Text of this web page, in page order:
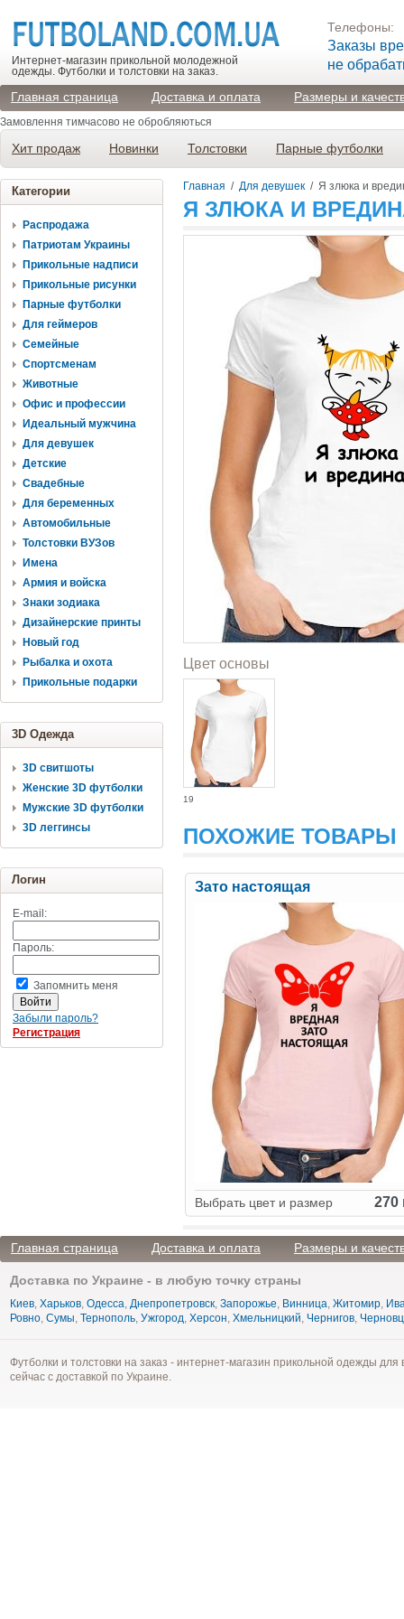
Интернет-магазин прикольной молодежной
одежды. Футболки и толстовки на заказ.
Телефоны:
Заказы
не
Главная страница Доставка и оплата Размеры и
Замовлення тимчасово не обробляються
Хит продаж Новинки Толстовки Парные футболки
Категории
Распродажа
Патриотам Украины
Прикольные надписи
Прикольные рисунки
Парные футболки
Для геймеров
Семейные
Спортсменам
Животные
Офис и профессии
Идеальный мужчина
Для девушек
Детские
Свадебные
Для беременных
Автомобильные
Толстовки ВУЗов
Имена
Армия и войска
Знаки зодиака
Дизайнерские принты
Новый год
Рыбалка и охота
Прикольные подарки
3D Одежда
3D свитшоты
Женские 3D футболки
Мужские 3D футболки
3D леггинсы
Логин
E-mail:
Пароль:
Запомнить меня
Забыли пароль?
Регистрация
Главная / Для девушек / Я злюка и
Я ЗЛЮКА И
Цвет основы
19
ПОХОЖИЕ ТОВАРЫ
Зато настоящая
Выбрать цвет и размер 270
Главная страница Доставка и оплата Размеры и
Доставка по Украине - в любую точку страны
Киев Харьков Одесса Днепропетровск Запорожье Винница Житомир
Ровно Сумы Тернополь Ужгород Херсон Хмельницкий Чернигов
Футболки и толстовки на заказ - интернет-магазин прикольной одежды
сейчас с доставкой по Украине.